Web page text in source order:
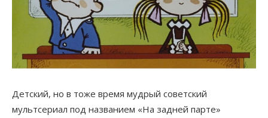
Детский, но в тоже время мудрый советский
мультсериал под названием «На задней парте»